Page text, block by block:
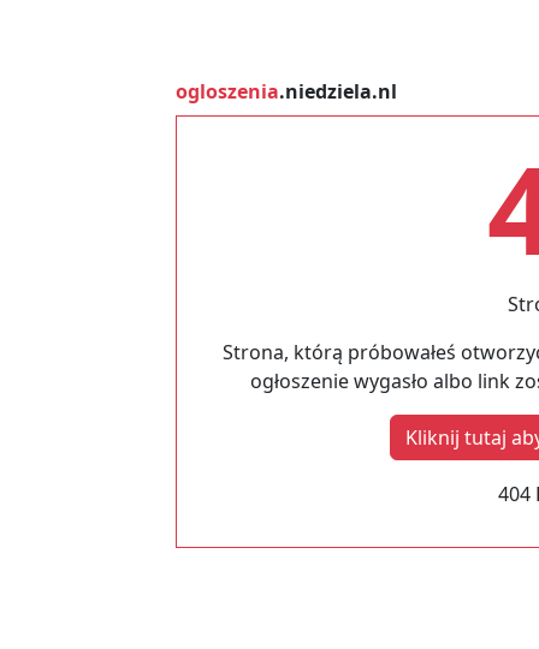
ogloszenia.niedziela.nl
Strona, którą próbowałeś
ogłoszenie wygasło albo link
Kliknij tutaj
404